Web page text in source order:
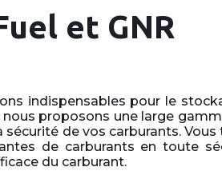
et GNR
indispensables pour le
proposons une large
de vos carburants.
de carburants en toute
du carburant.